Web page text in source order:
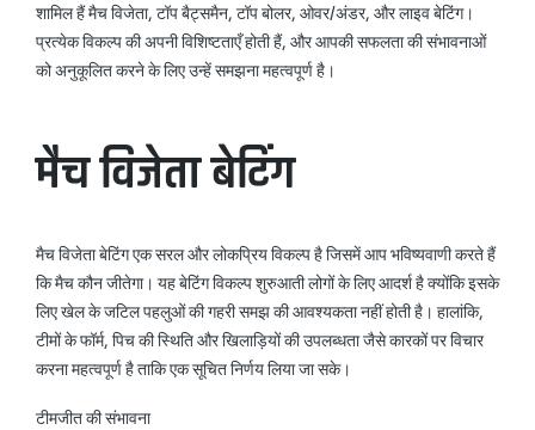
शामिल हैं मैच विजेता, टॉप बैट्समैन, टॉप बोलर, ओवर/अंडर, और लाइव बेटिंग।
प्रत्येक विकल्प की अपनी विशिष्टताएँ होती हैं, और आपकी सफलता की संभावनाओं
को अनुकूलित करने के लिए उन्हें समझना महत्वपूर्ण है।
मैच विजेता बेटिंग
मैच विजेता बेटिंग एक सरल और लोकप्रिय विकल्प है जिसमें आप भविष्यवाणी करते हैं
कि मैच कौन जीतेगा। यह बेटिंग विकल्प शुरुआती लोगों के लिए आदर्श है क्योंकि इसके
लिए खेल के जटिल पहलुओं की गहरी समझ की आवश्यकता नहीं होती है। हालांकि,
टीमों के फॉर्म, पिच की स्थिति और खिलाड़ियों की उपलब्धता जैसे कारकों पर विचार
करना महत्वपूर्ण है ताकि एक सूचित निर्णय लिया जा सके।
टीमजीत की संभावना